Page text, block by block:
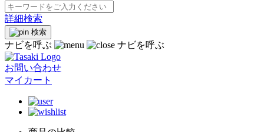
詳細検索
検索
ナビを呼ぶ ナビを呼ぶ
お問い合わせ
マイカート